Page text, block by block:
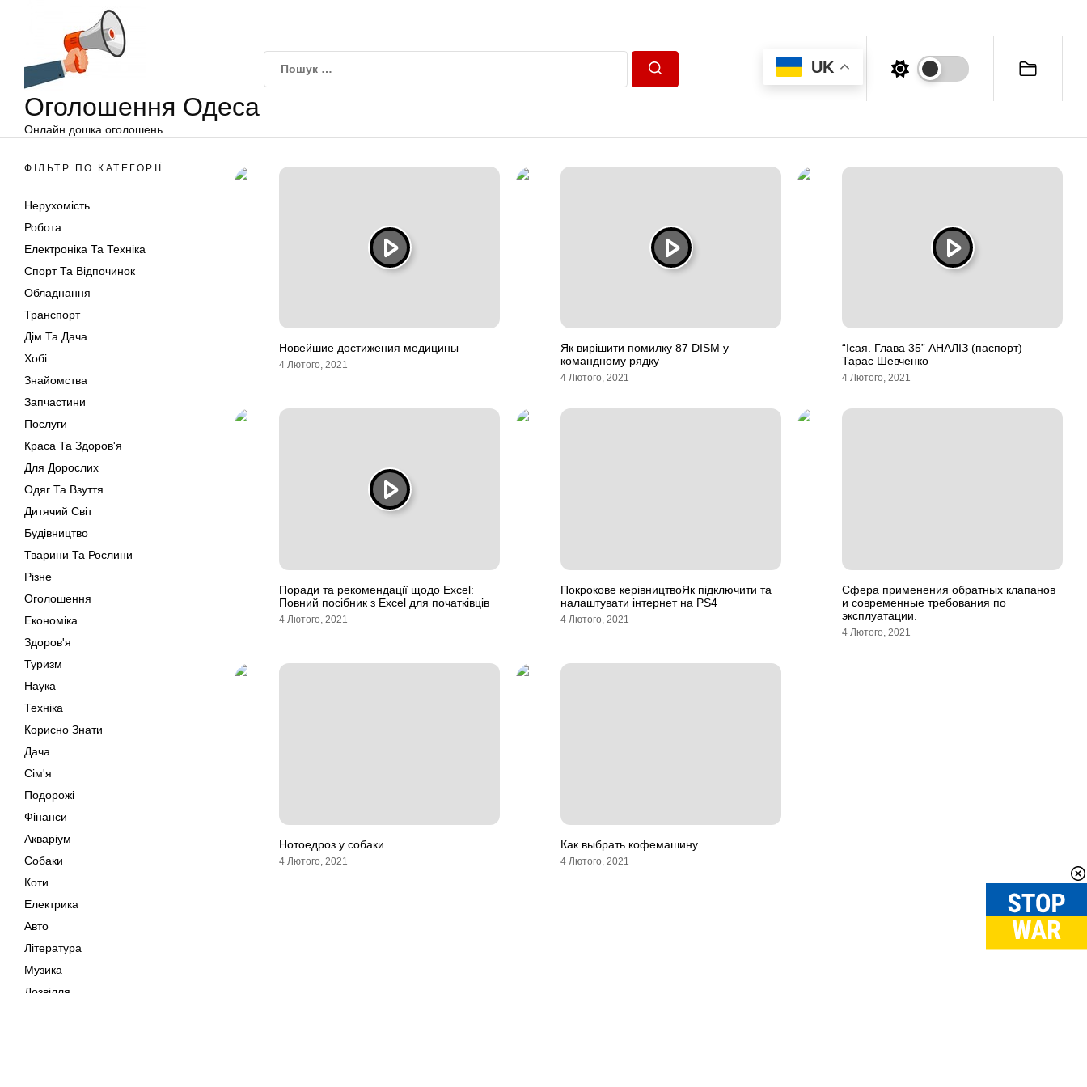
Оголошення Одеса
Онлайн дошка оголошень
UK
ФІЛЬТР ПО КАТЕГОРІЇ
Нерухомість
Робота
Електроніка Та Техніка
Спорт Та Відпочинок
Обладнання
Транспорт
Дім Та Дача
Хобі
Знайомства
Запчастини
Послуги
Краса Та Здоров'я
Для Дорослих
Одяг Та Взуття
Дитячий Світ
Будівництво
Тварини Та Рослини
Різне
Оголошення
Економіка
Здоров'я
Туризм
Наука
Техніка
Корисно Знати
Дача
Сім'я
Подорожі
Фінанси
Акваріум
Собаки
Коти
Електрика
Авто
Література
Музика
Дозвілля
Новейшие достижения медицины
4 Лютого, 2021
Як вирішити помилку 87 DISM у
командному рядку
4 Лютого, 2021
“Ісая. Глава 35” АНАЛІЗ (паспорт) –
Тарас Шевченко
4 Лютого, 2021
Поради та рекомендації щодо Excel:
Повний посібник з Excel для початківців
4 Лютого, 2021
Покрокове керівництвоЯк підключити та
налаштувати інтернет на PS4
4 Лютого, 2021
Сфера применения обратных клапанов
и современные требования по
эксплуатации.
4 Лютого, 2021
Нотоедроз у собаки
4 Лютого, 2021
Как выбрать кофемашину
4 Лютого, 2021